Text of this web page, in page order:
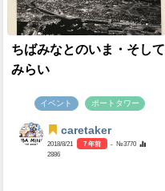
ちばみなとのいま・そして
みらい
イベント ポートタワー
caretaker
2018/8/21 7 年前
- №3770
2886